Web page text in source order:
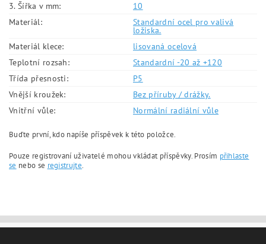
3. Šířka v mm:
10
Materiál:
Standardní ocel pro valivá
ložiska.
Materiál klece:
lisovaná ocelová
Teplotní rozsah:
Standardní -20 až +120
Třída přesnosti:
P5
Vnější kroužek:
Bez příruby / drážky.
Vnitřní vůle:
Normální radiální vůle
Buďte první, kdo napíše příspěvek k této položce.
Pouze registrovaní uživatelé mohou vkládat příspěvky. Prosím přihlaste
se nebo se registrujte.